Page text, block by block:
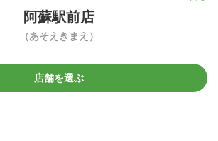
阿蘇駅前店
（あそえきまえ）
店舗を選ぶ